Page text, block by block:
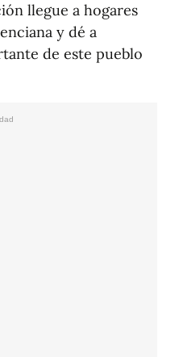
llegue a hogares
y dé a
de este pueblo